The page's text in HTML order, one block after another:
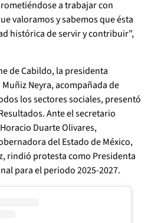
a trabajar con
valoramos y sabemos que ésta
histórica de servir y contribuir”,
de Cabildo, la presidenta
Neyra, acompañada de
los sectores sociales, presentó
Ante el secretario
Duarte Olivares,
del Estado de México,
rindió protesta como Presidenta
para el periodo 2025-2027.